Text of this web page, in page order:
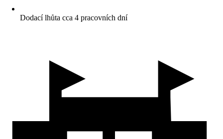
Dodací lhůta cca 4 pracovních dní